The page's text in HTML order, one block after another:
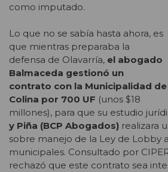
como imputado.
Lo que no se sabía hasta ahora, es
que mientras preparaba la
defensa de Olavarría, el abogado
Balmaceda gestionó un
contrato con la Municipalidad de
Colina por 700 UF (unos $18
millones), para que su estudio
y Piña (BCP Abogados) realizara
sobre manejo de la Ley de Lobby
municipales. Consultado por
rechazó que este contrato sea